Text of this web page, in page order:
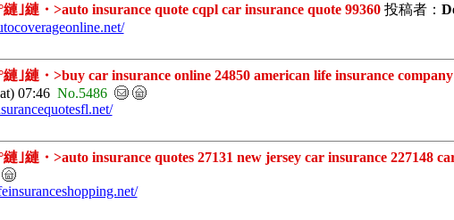
｣縺・>auto insurance quote cqpl car insurance quote 99360 投稿者：
｣縺・>buy car insurance online 24850 american life insurance
07:46 No.5486
｣縺・>auto insurance quotes 27131 new jersey car insurance 227148